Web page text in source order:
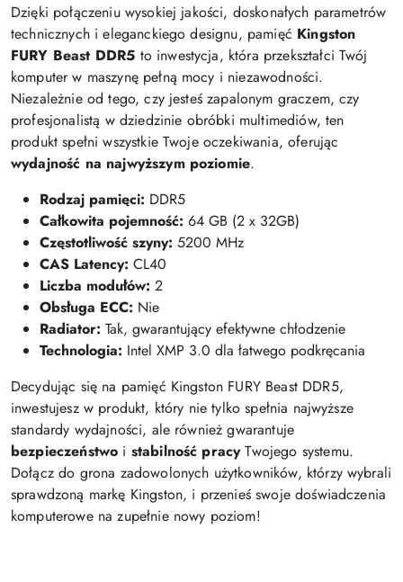
Dzięki połączeniu wysokiej jakości, doskonałych parametrów
technicznych i eleganckiego designu, pamięć Kingston
FURY Beast DDR5 to inwestycja, która przekształci Twój
komputer w maszynę pełną mocy i niezawodności.
Niezależnie od tego, czy jesteś zapalonym graczem, czy
profesjonalistą w dziedzinie obróbki multimediów, ten
produkt spełni wszystkie Twoje oczekiwania, oferując
wydajność na najwyższym poziomie.
Rodzaj pamięci: DDR5
Całkowita pojemność: 64 GB (2 x 32GB)
Częstotliwość szyny: 5200 MHz
CAS Latency: CL40
Liczba modułów: 2
Obsługa ECC: Nie
Radiator: Tak, gwarantujący efektywne chłodzenie
Technologia: Intel XMP 3.0 dla łatwego podkręcania
Decydując się na pamięć Kingston FURY Beast DDR5,
inwestujesz w produkt, który nie tylko spełnia najwyższe
standardy wydajności, ale również gwarantuje
bezpieczeństwo i stabilność pracyTwojego systemu.
Dołącz do grona zadowolonych użytkowników, którzy wybrali
sprawdzoną markę Kingston, i przenieś swoje doświadczenia
komputerowe na zupełnie nowy poziom!